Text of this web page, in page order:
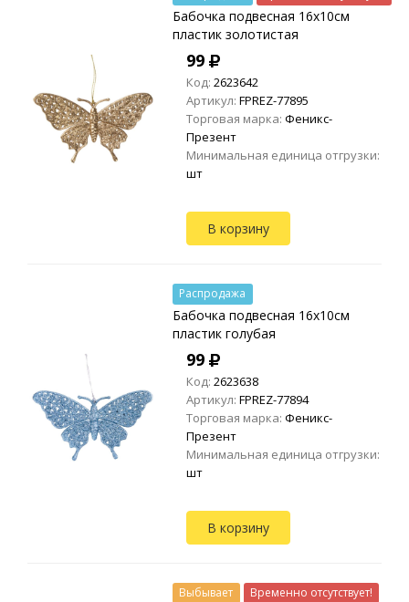
Бабочка подвесная 16х10см
пластик золотистая
99
Код: 2623642
Артикул: FPREZ-77895
Торговая марка: Феникс-
Презент
Минимальная единица отгрузки:
шт
В корзину
Распродажа
Бабочка подвесная 16х10см
пластик голубая
99
Код: 2623638
Артикул: FPREZ-77894
Торговая марка: Феникс-
Презент
Минимальная единица отгрузки:
шт
В корзину
Выбывает Временно отсутствует!